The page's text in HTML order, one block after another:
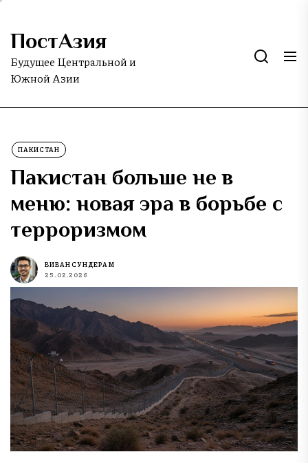
Skip
the
content
ПостАзия
Будущее Центральной и
Южной Азии
ПАКИСТАН
Пакистан больше не в
меню: новая эра в борьбе с
терроризмом
ВИВАН СУНДЕРАМ
25.02.2026